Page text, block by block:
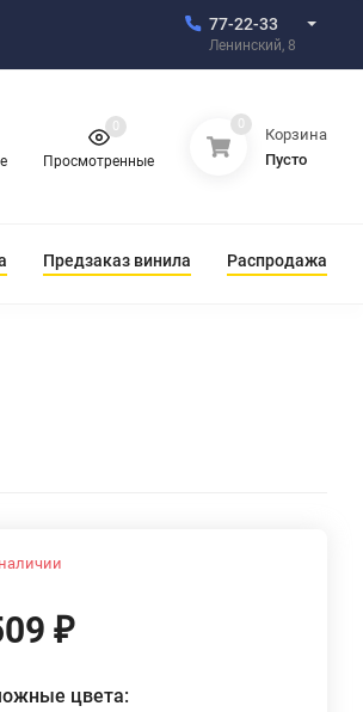
77-22-33
Ленинский, 8
Просмотренные
0 0
Корзина
Пусто
Предзаказ винила Распродажа
₽
цвета: